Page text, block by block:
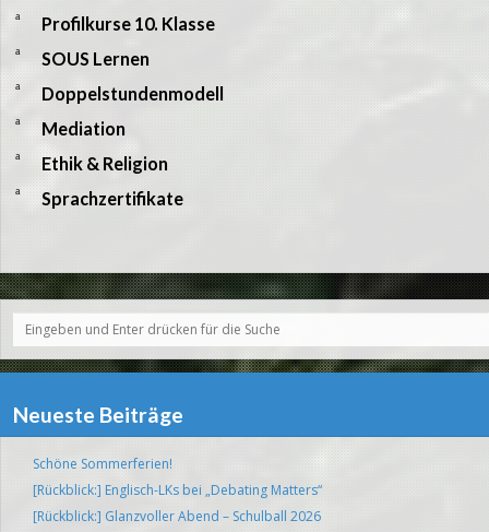
a Profilkurse 10. Klasse
a SOUS Lernen
a Doppelstundenmodell
a Mediation
a Ethik & Religion
a Sprachzertifikate
Neueste Beiträge
Schöne Sommerferien!
[Rückblick:] Englisch-LKs bei „Debating Matters“
[Rückblick:] Glanzvoller Abend – Schulball 2026